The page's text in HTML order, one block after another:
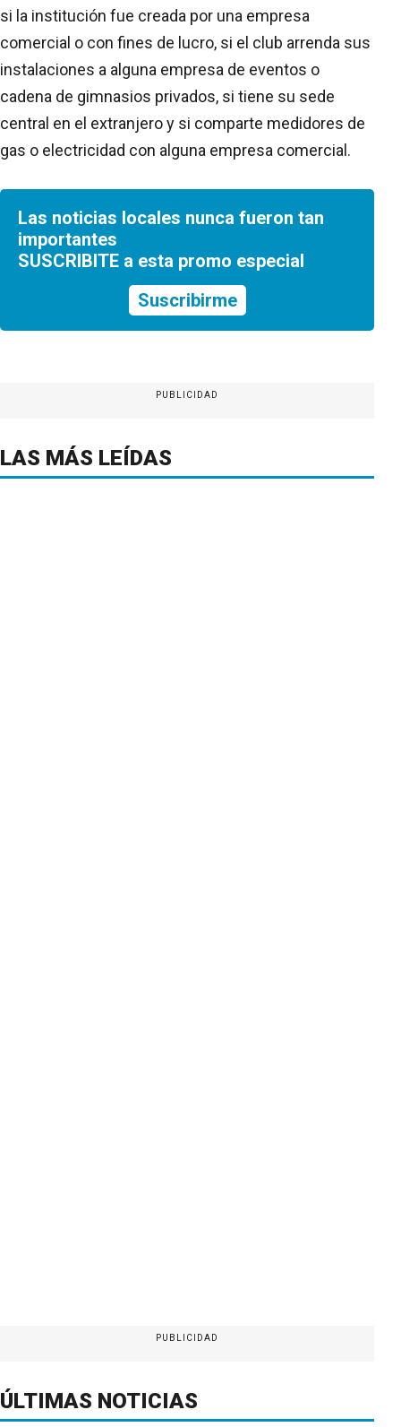
si la institución fue creada por una empresa
comercial o con fines de lucro, si el club arrenda sus
instalaciones a alguna empresa de eventos o
cadena de gimnasios privados, si tiene su sede
central en el extranjero y si comparte medidores de
gas o electricidad con alguna empresa comercial.
Las noticias locales nunca fueron tan
importantes
SUSCRIBITE a esta promo especial
Suscribirme
PUBLICIDAD
LAS MÁS LEÍDAS
PUBLICIDAD
ÚLTIMAS NOTICIAS